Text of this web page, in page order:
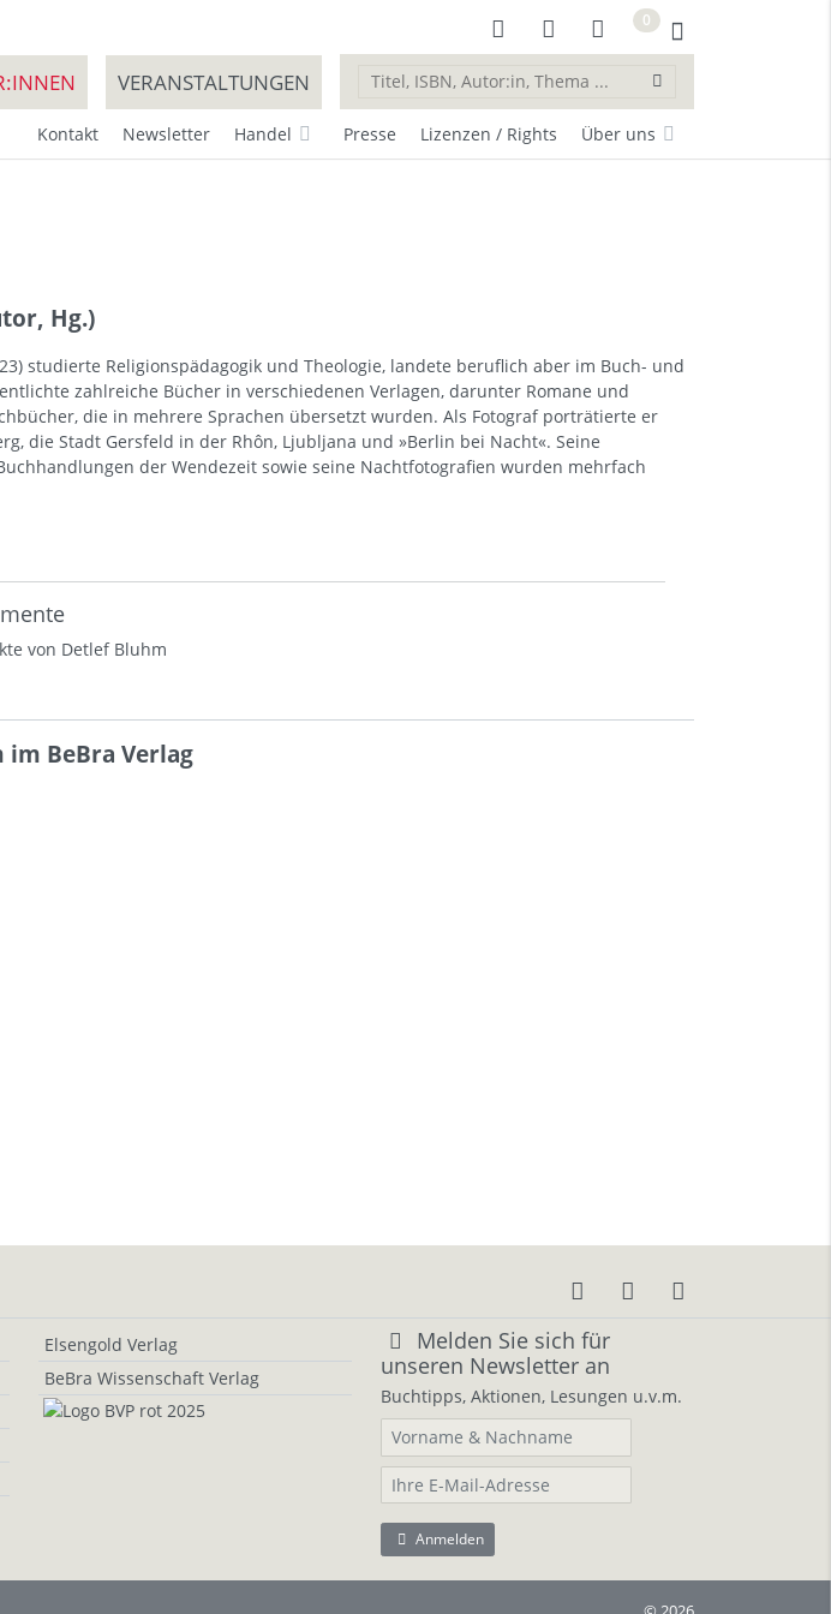
0
VERANSTALTUNGEN
Kontakt Newsletter Handel Presse Lizenzen / Rights Über uns
Hg.)
studierte Religionspädagogik und Theologie, landete beruflich aber im Buch- und
zahlreiche Bücher in verschiedenen Verlagen, darunter Romane und
die in mehrere Sprachen übersetzt wurden. Als Fotograf porträtierte er
die Stadt Gersfeld in der Rhôn, Ljubljana und »Berlin bei Nacht«. Seine
der Wendezeit sowie seine Nachtfotografien wurden mehrfach
von Detlef Bluhm
BeBra Verlag
Elsengold Verlag
BeBra Wissenschaft Verlag
Melden Sie sich für
unseren Newsletter an
Buchtipps, Aktionen, Lesungen u.v.m.
Anmelden